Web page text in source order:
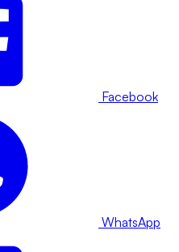
Facebook
WhatsApp